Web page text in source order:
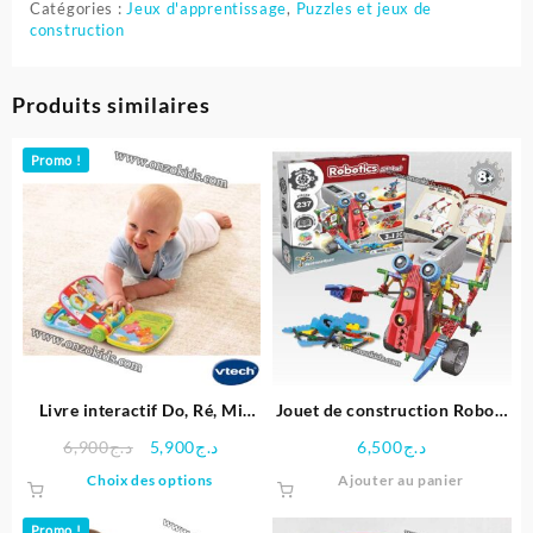
Catégories : Jeux d'apprentissage, Puzzles et jeux de
construction
Produits similaires
Promo !
Livre interactif Do, Ré, Mi
د.ج6,900
Le
prix
était :
د.ج5,900
Choix des options
Jouet de construction Robot-
د.ج6,500
Ajouter au panier